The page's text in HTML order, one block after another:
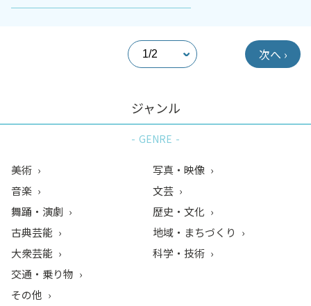
次へ ›
ジャンル
GENRE
美術
音楽
舞踊・演劇
古典芸能
大衆芸能
写真・映像
文芸
歴史・文化
地域・まちづくり
科学・技術
交通・乗り物
その他